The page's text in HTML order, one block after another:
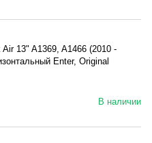
13" A1369, A1466 (2010 -
Enter, Original
В наличии